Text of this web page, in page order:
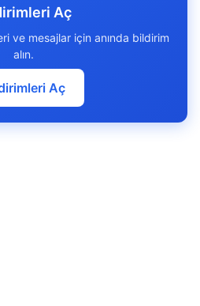
Aç
ve mesajlar için anında bildirim
alın.
Aç